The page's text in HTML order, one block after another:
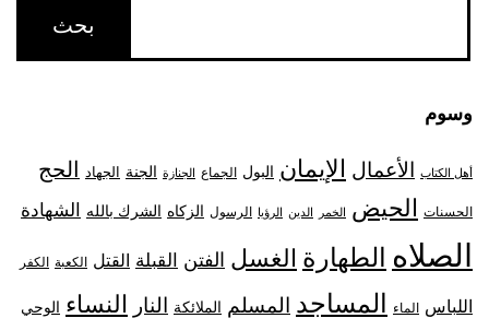
وسوم
أهل الكتاب الأعمال الإيمان البول الجماع الجنازة الجنة الجهاد الحج
الحسنات الحيض الخمر الدين الرؤيا الرسول الزكاه الشرك بالله الشهادة
الصلاه الطهارة الغسل الفتن القبلة القتل الكعبة الكفر
اللباس الماء المساجد المسلم الملائكة النار النساء الوحي